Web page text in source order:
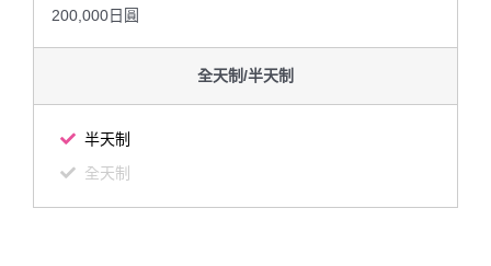
200,000日圓
全天制/半天制
半天制
全天制